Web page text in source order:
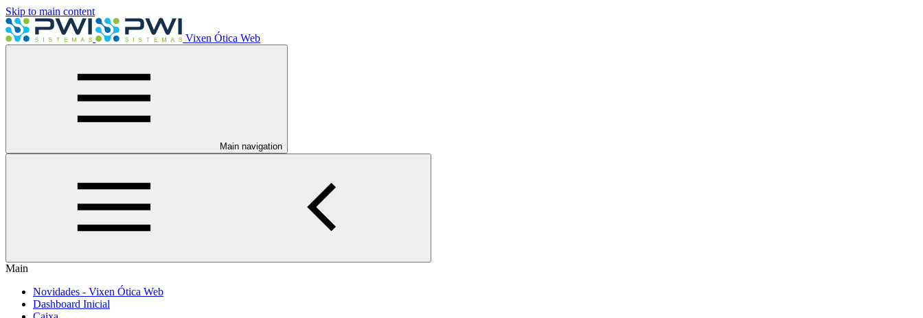
Skip to main content
Vixen Ótica Web
Main navigation
Main
Novidades - Vixen Ótica Web
Dashboard Inicial